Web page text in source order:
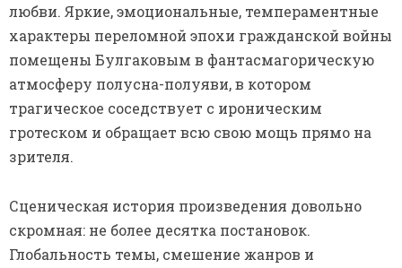
любви. Яркие, эмоциональные, темпераментные
характеры переломной эпохи гражданской войны
помещены Булгаковым в фантасмагорическую
атмосферу полусна-полуяви, в котором
трагическое соседствует с ироническим
гротеском и обращает всю свою мощь прямо на
зрителя.
Сценическая история произведения довольно
скромная: не более десятка постановок.
Глобальность темы, смешение жанров и